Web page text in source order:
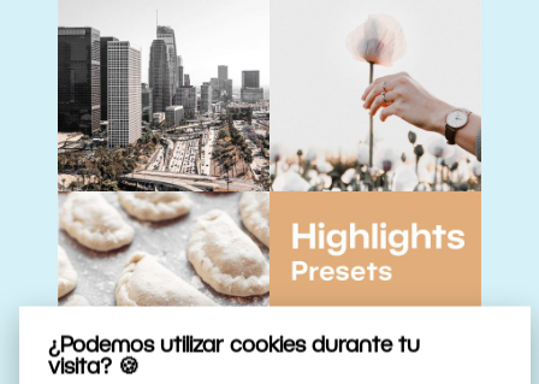
¿Podemos utilizar cookies durante tu
visita? 🍪